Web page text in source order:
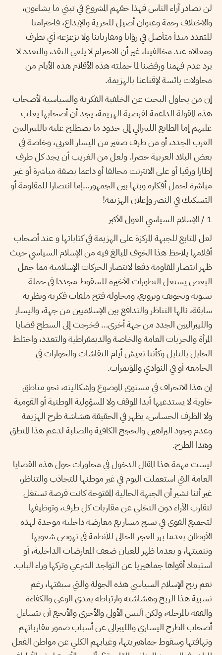
لن نصادر آراء الناس فهذا حقهم المشروع في تبني ما يشاءون،
والاختلاف رحمة وعنوان أصيل للحرية والإبداع، فاحترامنا
للتعدد مبدأ متأصل في رؤانا ومقارباتنا ولا يزعزعه أي تطرف
ومغالاة عند مخالفينا، غير أن الاحترام لا يلغي النقد، والتعدد لا
يرد عدم فهمنا ورفضنا لما حملته هذه الأقلام هذه الأيام من
محاولات يائسة لإقناعنا بالهزيمة.
إن من يحاول البحث عن الخلفية الفكرية والسياسية لأصحاب
هذه المقولة الداعمة لفرضية الهزيمة، يجد أن أصحابها يغلب
عليهم إما الطابع الليبرالي إلى حدود ما يصطلح عليه بالليبراليين
العرب الجدد، أو من طرف صغير من اليسار العربي، وخاصة في
بعض البلاد العربية حصرا. ولعل من الغريب أن يجد كل طرف
إطارا ورقيا أو على الانترنت محالفا أو داعما بصفة مباشرة أو غير
مباشرة لحمل أفكاره وبثها بين الجمهور…إما انتصارا للمقاومة أو
التشكيك في النصر وإعلان الهزيمة!
1 / الإسلام السياسي الغول الأكبر
لعل المتابع للجبهة المركزة على الهزيمة في كتاباتها و عند أصحاب
أقلامها يلاحظ هذا الخوف المبالغ فيه من الإسلام السياسي حيث
ظهر انتصار المقاومة دفعا لانتصار الحركات الإسلامية مما جعل
البعض يستغل التطورات الأخيرة للسقوط مجددا في حملة
تشويه وتخويف وترويع، ومحاولة فتح ملفات فكرية ونظرية
سابقة، نالها التناظر والتدافع بين الإسلاميين من جهة، واليسار
والليبراليين الجدد من جهة أخرى… فخرجت إلى السطح قضايا
المرأة والحريات العامة والخاصة والديمقراطية والتعدد، واختلط
الحابل بالنابل وكأننا نعيش أيام النقاشات والحوارات في
الجامعة أو في النوادي والمؤتمرات.
إن هذا الانحراف في مستوى الموضوع وإشكاليته، نحو مناطق
خاوية لا يستدعيها أبدا الموقف ولا المسؤولية الوطنية أو القومية
ولا الظرف الحساس، يظهر في الحقيقة هشاشة طرح الهزيمة
وعدم وجود البراهين والحجج الكافية والصلبة لدعم هذا المنطق
وهذا الطرح.
ليست مهمة هذا المقال الدخول في محاورات حول هذه القضايا
العامة التي استعملت اليوم في غير موطنها للتجاذب والتناظر،
غير أننا نشير أن الجبهة الحالية المفتوحة كانت فرصة تستغل
لتقارب الآراء دون التخلي عن مقاربات كل طرف، وتوظيفها
لتجميع القوى في نسج مشاريع معارضة داخلية موحدة لهذه
الأوطان بعدما برز العجز الحالي للأنظمة في نهوض شعوبها
وتنميتها، و بعدما ظهر للعيان ضعف المعارضات الداخلية، أو
استبعاد أقواها جماهيريا عن التواجد الشرعي وتركها وراء الباب.
نعم ربح الإسلام السياسي هذه الجولة والتي سبقتها، رغم
نسبية هذا الربح وهشاشته وارتباطه بمدى الوعي والكفاءة
والفقه بالمرحلة، ولكن أليس الأولى والأحرى والأنجع أن يتساءل
أصحاب الطرح اليساري والليبرالي عن أسباب ضمور مقارباتهم
وتهافتها وسقوط جماهيريتها، وغيابهم الكلي عن مواطن الفعل